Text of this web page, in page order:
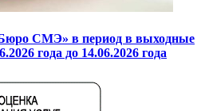
СМЭ» в период в выходные
года до 14.06.2026 года